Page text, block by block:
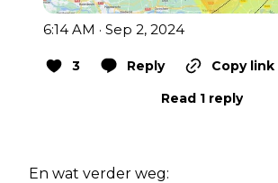
6:14 AM · Sep 2, 2024
3 Reply
Copy link
Read 1 reply
En wat verder weg: